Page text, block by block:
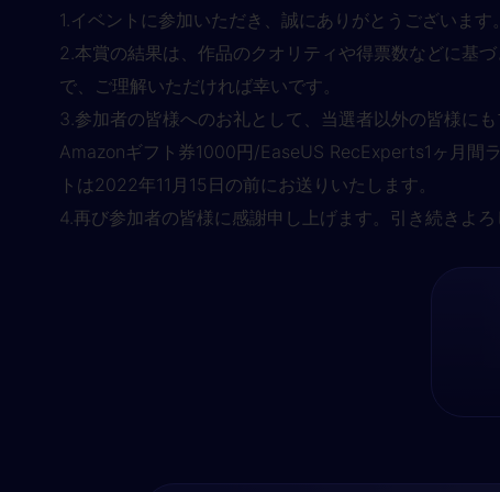
1.イベントに参加いただき、誠にありがとうございま
2.本賞の結果は、作品のクオリティや得票数などに基
で、ご理解いただければ幸いです。
3.参加者の皆様へのお礼として、当選者以外の皆様に
Amazonギフト券1000円/EaseUS RecExperts1ヶ月間
トは2022年11月15日の前にお送りいたします。
4.再び参加者の皆様に感謝申し上げます。引き続きよろ